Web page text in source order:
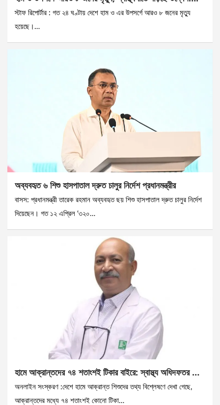
স্টাফ রিপোর্টার : গত ২৪ ঘণ্টায় দেশে হাম ও এর উপসর্গে আরও ৮ জনের মৃত্যু
হয়েছে।…
অব্যবহৃত ৬ শিশু হাসপাতাল দ্রুত চালুর নির্দেশ প্রধানমন্ত্রীর
বাসস: প্রধানমন্ত্রী তারেক রহমান অব্যবহৃত ছয় শিশু হাসপাতাল দ্রুত চালুর নির্দেশ
দিয়েছেন। গত ১২ এপ্রিল ‘৩২০…
হামে আক্রান্তদের ৭৪ শতাংশই টিকার বাইরে: স্বাস্থ্য অধিদফতর …
অনলাইন সংস্করণ :দেশে হামে আক্রান্ত শিশুদের তথ্য বিশ্লেষণে দেখা গেছে,
আক্রান্তদের মধ্যে ৭৪ শতাংশই কোনো টিকা…